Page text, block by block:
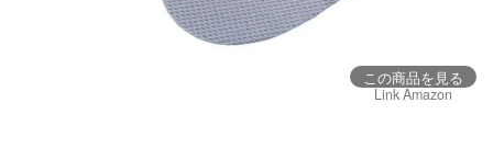
この商品を見る
Link Amazon